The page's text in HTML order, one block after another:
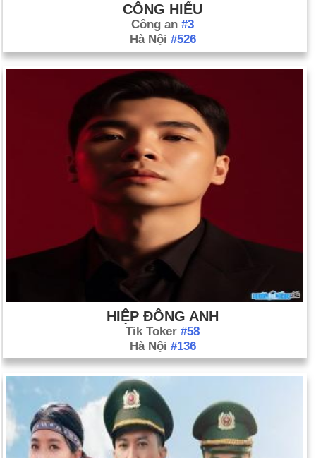
CÔNG HIẾU
Công an #3
Hà Nội #526
HIỆP ĐÔNG ANH
Tik Toker #58
Hà Nội #136